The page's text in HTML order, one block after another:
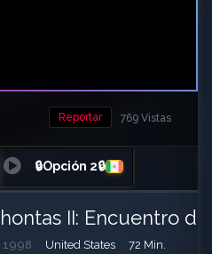
769 Vistas
Reportar
🔒Opción 2🔒
II: Encuentro
1998 United States
72 Min.